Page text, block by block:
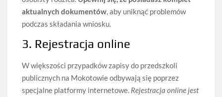
aktualnych dokumentów, aby uniknąć problemów
podczas składania wniosku.
3. Rejestracja online
W większości przypadków zapisy do przedszkoli
publicznych na Mokotowie odbywają się poprzez
specjalne platformy internetowe. Rejestracja online jest